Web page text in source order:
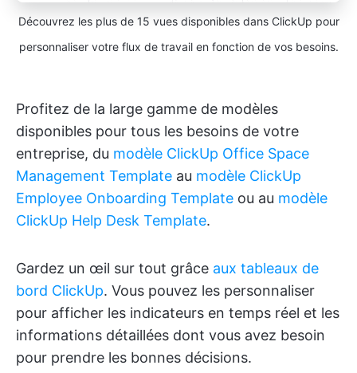
Découvrez les plus de 15 vues disponibles dans ClickUp pour
personnaliser votre flux de travail en fonction de vos besoins.
Profitez de la large gamme de modèles
disponibles pour tous les besoins de votre
entreprise, du modèle ClickUp Office Space
Management Template au modèle ClickUp
Employee Onboarding Template ou au modèle
ClickUp Help Desk Template.
Gardez un œil sur tout grâce aux tableaux de
bord ClickUp. Vous pouvez les personnaliser
pour afficher les indicateurs en temps réel et les
informations détaillées dont vous avez besoin
pour prendre les bonnes décisions.